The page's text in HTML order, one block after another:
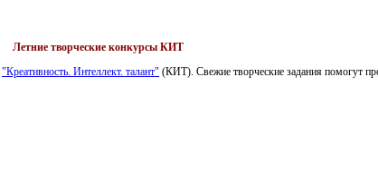
Летние творческие конкурсы КИТ
"Креативность. Интеллект. талант" (КИТ). Свежие творческие задания помогут